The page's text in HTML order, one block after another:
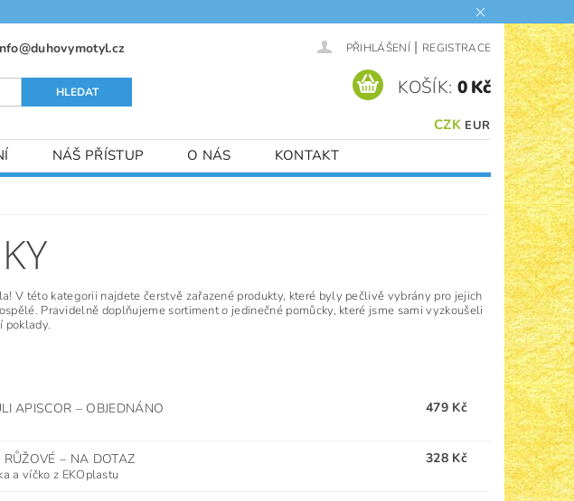
PŘIHLÁŠENÍ | REGISTRACE
CZK EUR
KOŠÍK: 0 Kč
NÁŠ PŘÍSTUP O NÁS
KONTAKT
V této kategorii najdete čerstvě zařazené produkty, které byly pečlivě vybrány pro jejich
Pravidelně doplňujeme sortiment o jedinečné pomůcky, které jsme sami vyzkoušeli
poklady.
APISCOR – OBJEDNÁNO 479 Kč
RŮŽOVÉ– NA DOTAZ
a víčko z EKOplastu
328 Kč